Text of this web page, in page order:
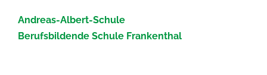
Andreas-Albert-Schule
Berufsbildende Schule Frankenthal